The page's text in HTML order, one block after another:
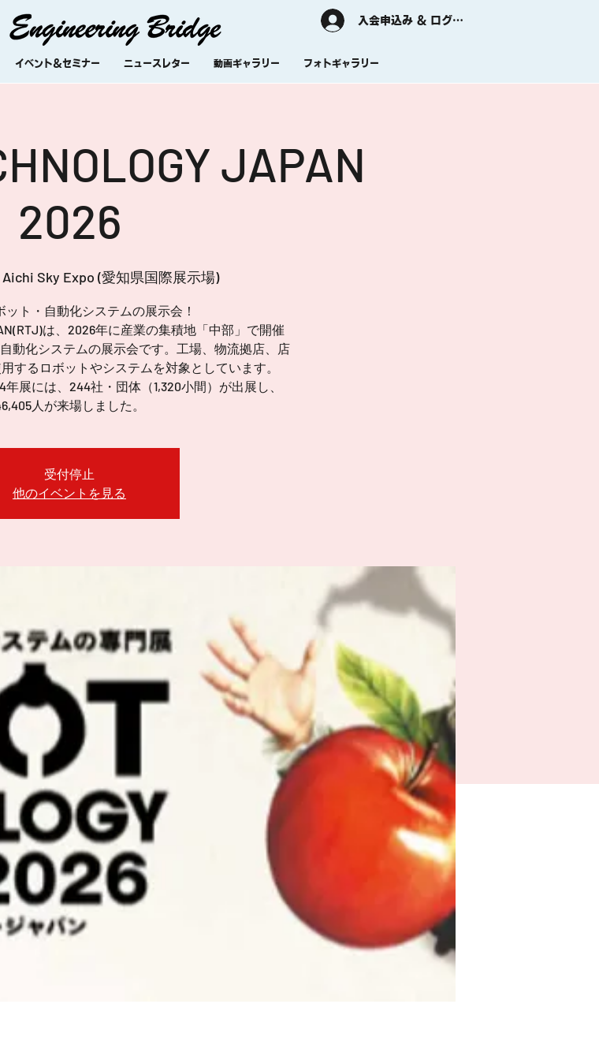
入会申込み & ログイン
イベント＆セミナー ニュースレター 動画ギャラリー フォトギャラリー
JAPAN
2026
Aichi Sky Expo (愛知県国際展示場)
ット・自動化システムの展示会！
は、2026年に産業の集積地「中部」で開催
動化システムの展示会です。工場、物流拠店、店
するロボットやシステムを対象としています。
展には、244社・団体（1,320小間）が出展し、
人が来場しました。
受付停止
他のイベントを見る